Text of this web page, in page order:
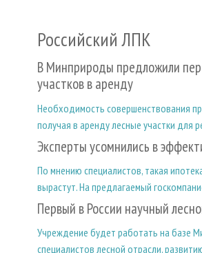
Российский ЛПК
В Минприроды предложили
участков в аренду
Необходимость совершенствования
получая в аренду лесные участки для
Эксперты усомнились в
По мнению специалистов, такая
вырастут. На предлагаемый
Первый в России научный
Учреждение будет работать на базе
специалистов лесной отрасли,